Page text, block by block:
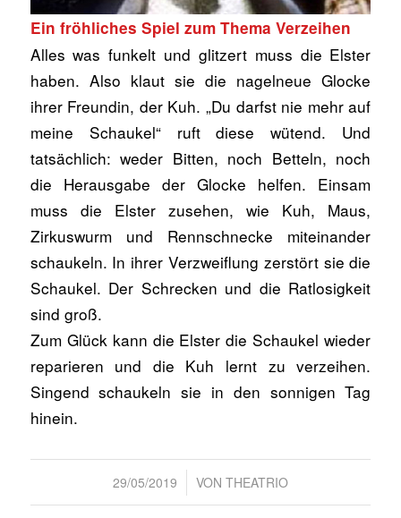
Ein fröhliches Spiel zum Thema Verzeihen
Alles was funkelt und glitzert muss die Elster
haben. Also klaut sie die nagelneue Glocke
ihrer Freundin, der Kuh. „Du darfst nie mehr auf
meine Schaukel“ ruft diese wütend. Und
tatsächlich: weder Bitten, noch Betteln, noch
die Herausgabe der Glocke helfen. Einsam
muss die Elster zusehen, wie Kuh, Maus,
Zirkuswurm und Rennschnecke miteinander
schaukeln. In ihrer Verzweiflung zerstört sie die
Schaukel. Der Schrecken und die Ratlosigkeit
sind groß.
Zum Glück kann die Elster die Schaukel wieder
reparieren und die Kuh lernt zu verzeihen.
Singend schaukeln sie in den sonnigen Tag
hinein.
29/05/2019
/ VON THEATRIO